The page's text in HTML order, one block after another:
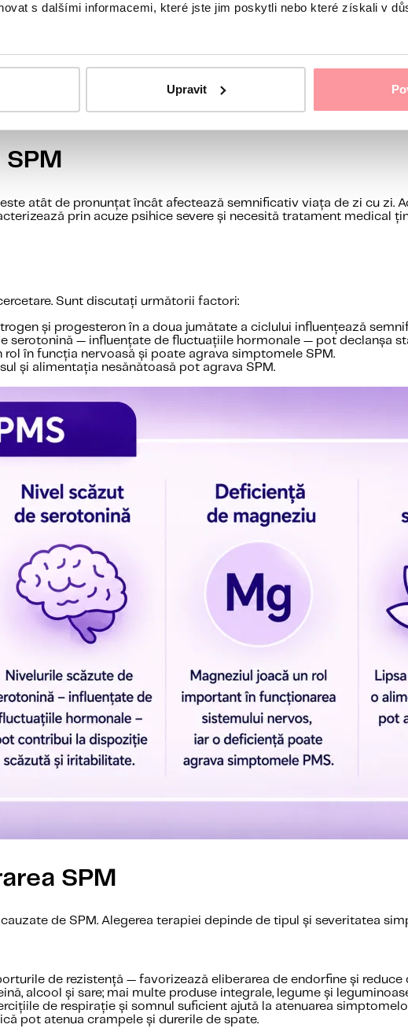
s dalšími informacemi, které jste jim poskytli nebo které získali v
Upravit
sărat)
este atât de pronunțat încât afectează semnificativ viața de zi cu zi.
prin acuze psihice severe și necesită tratament medical
Sunt discutați următorii factori:
și progesteron în a doua jumătate a ciclului influențează
serotonină — influențate de fluctuațiile hormonale — pot declanșa
rol în funcția nervoasă și poate agrava simptomele SPM.
și alimentația nesănătoasă pot agrava SPM.
SPM
de SPM. Alegerea terapiei depinde de tipul și severitatea
de rezistență — favorizează eliberarea de endorfine și reduce
alcool și sare; mai multe produse integrale, legume și
de respirație și somnul suficient ajută la atenuarea
pot atenua crampele și durerile de spate.